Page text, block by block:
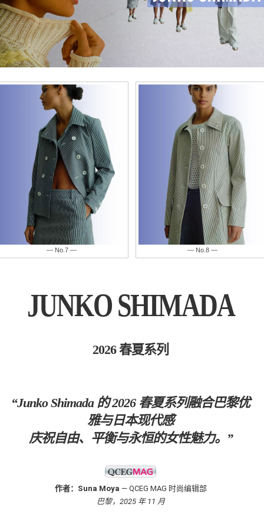
— No.8 — — No.9 —
JUNKO SHIMADA
2026 春夏系列
“Junko Shimada 的 2026 春夏系列融合巴黎优
雅与日本现代感
庆祝自由、平衡与永恒的女性魅力。”
作者：Suna Moya — QCEG MAG 时尚编辑部
巴黎，2025 年 11 月